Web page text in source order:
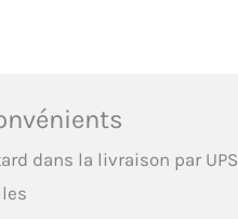
dans la livraison par UPS